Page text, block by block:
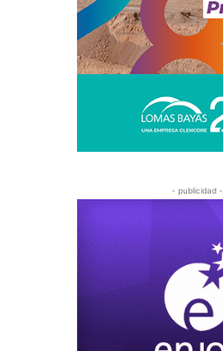
- publicidad -